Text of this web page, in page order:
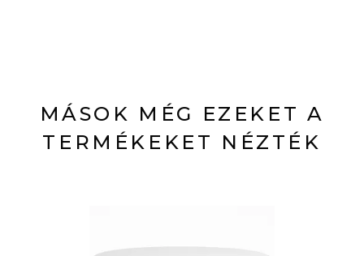
MÁSOK MÉG EZEKET A
TERMÉKEKET NÉZTÉK